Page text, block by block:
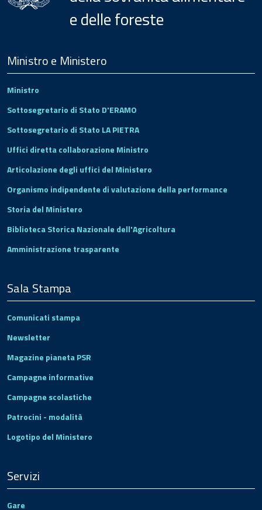
e delle foreste
Footer
Ministro e Ministero
Ministro
Sottosegretario di Stato D'ERAMO
Sottosegretario di Stato LA PIETRA
Uffici diretta collaborazione Ministro
Articolazione degli uffici del Ministero
Organismo indipendente di valutazione della performance
Storia del Ministero
Biblioteca Storica Nazionale dell'Agricoltura
Amministrazione trasparente
Sala Stampa
Comunicati stampa
Newsletter
Magazine pianeta PSR
Campagne informative
Campagne scolastiche
Patrocini - modalità
Logotipo del Ministero
Servizi
Gare